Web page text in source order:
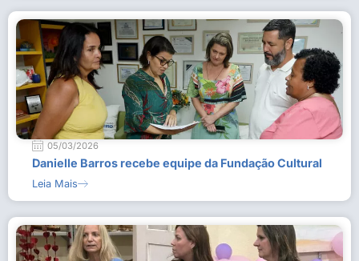
05/03/2026
Danielle Barros recebe equipe da Fundação Cultural
Leia Mais